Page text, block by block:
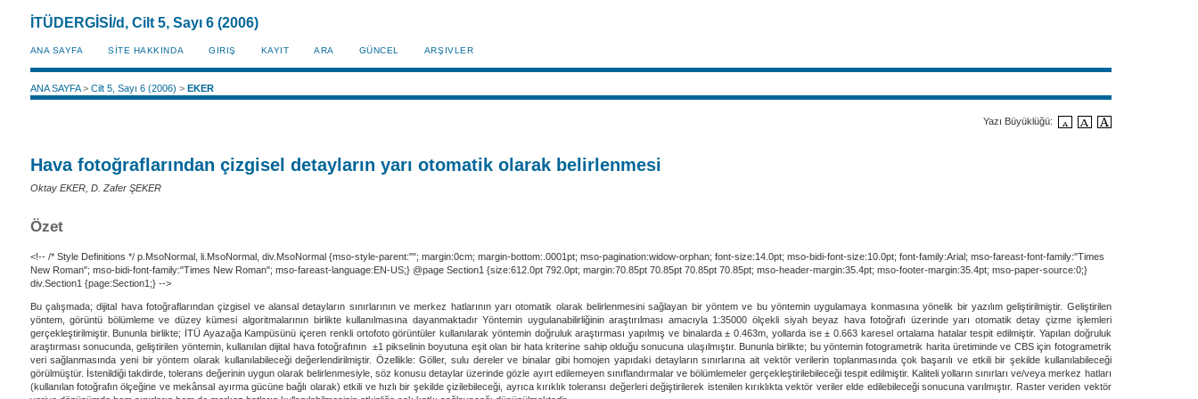
İTÜDERGİSİ/d, Cilt 5, Sayı 6 (2006)
ANA SAYFA SİTE HAKKINDA GIRIŞ KAYIT ARA GÜNCEL ARŞIVLER
ANA SAYFA> Cilt 5, Sayı 6 (2006) > EKER
Yazı Büyüklüğü:
Hava fotoğraflarından çizgisel detayların yarı otomatik olarak belirlenmesi
Oktay EKER, D. Zafer ŞEKER
Özet
<!-- /* Style Definitions */ p.MsoNormal, li.MsoNormal, div.MsoNormal {mso-style-parent:""; margin:0cm; margin-bottom:.0001pt; mso-pagination:widow-orphan; font-size:14.0pt; mso-bidi-font-size:10.0pt; font-family:Arial; mso-fareast-font-family:"Times
New Roman"; mso-bidi-font-family:"Times New Roman"; mso-fareast-language:EN-US;} @page Section1 {size:612.0pt 792.0pt; margin:70.85pt 70.85pt 70.85pt 70.85pt; mso-header-margin:35.4pt; mso-footer-margin:35.4pt; mso-paper-source:0;}
div.Section1 {page:Section1;} -->
Bu çalışmada; dijital hava fotoğraflarından çizgisel ve alansal detayların sınırlarının ve merkez hatlarının yarı otomatik olarak belirlenmesini sağlayan bir yöntem ve bu yöntemin uygulamaya konmasına yönelik bir yazılım geliştirilmiştir. Geliştirilen
yöntem, görüntü bölümleme ve düzey kümesi algoritmalarının birlikte kullanılmasına dayanmaktadır Yöntemin uygulanabilirliğinin araştırılması amacıyla 1:35000 ölçekli siyah beyaz hava fotoğrafı üzerinde yarı otomatik detay çizme işlemleri
gerçekleştirilmiştir. Bununla birlikte; İTÜ Ayazağa Kampüsünü içeren renkli ortofoto görüntüler kullanılarak yöntemin doğruluk araştırması yapılmış ve binalarda ± 0.463m, yollarda ise ± 0.663 karesel ortalama hatalar tespit edilmiştir. Yapılan doğruluk
araştırması sonucunda, geliştirilen yöntemin, kullanılan dijital hava fotoğrafının ±1 pikselinin boyutuna eşit olan bir hata kriterine sahip olduğu sonucuna ulaşılmıştır. Bununla birlikte; bu yöntemin fotogrametrik harita üretiminde ve CBS için fotogrametrik
veri sağlanmasında yeni bir yöntem olarak kullanılabileceği değerlendirilmiştir. Özellikle: Göller, sulu dereler ve binalar gibi homojen yapıdaki detayların sınırlarına ait vektör verilerin toplanmasında çok başarılı ve etkili bir şekilde kullanılabileceği
görülmüştür. İstenildiği takdirde, tolerans değerinin uygun olarak belirlenmesiyle, söz konusu detaylar üzerinde gözle ayırt edilemeyen sınıflandırmalar ve bölümlemeler gerçekleştirilebileceği tespit edilmiştir. Kaliteli yolların sınırları ve/veya merkez hatları
(kullanılan fotoğrafın ölçeğine ve mekânsal ayırma gücüne bağlı olarak) etkili ve hızlı bir şekilde çizilebileceği, ayrıca kırıklık toleransı değerleri değiştirilerek istenilen kırıklıkta vektör veriler elde edilebileceği sonucuna varılmıştır. Raster veriden vektör